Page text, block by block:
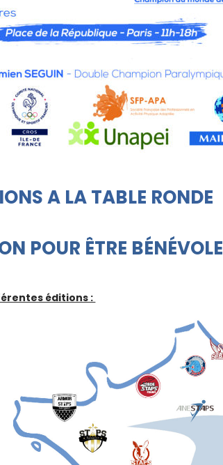
A LA TABLE RONDE
POUR ÊTRE BÉNÉVOLE
éditions :